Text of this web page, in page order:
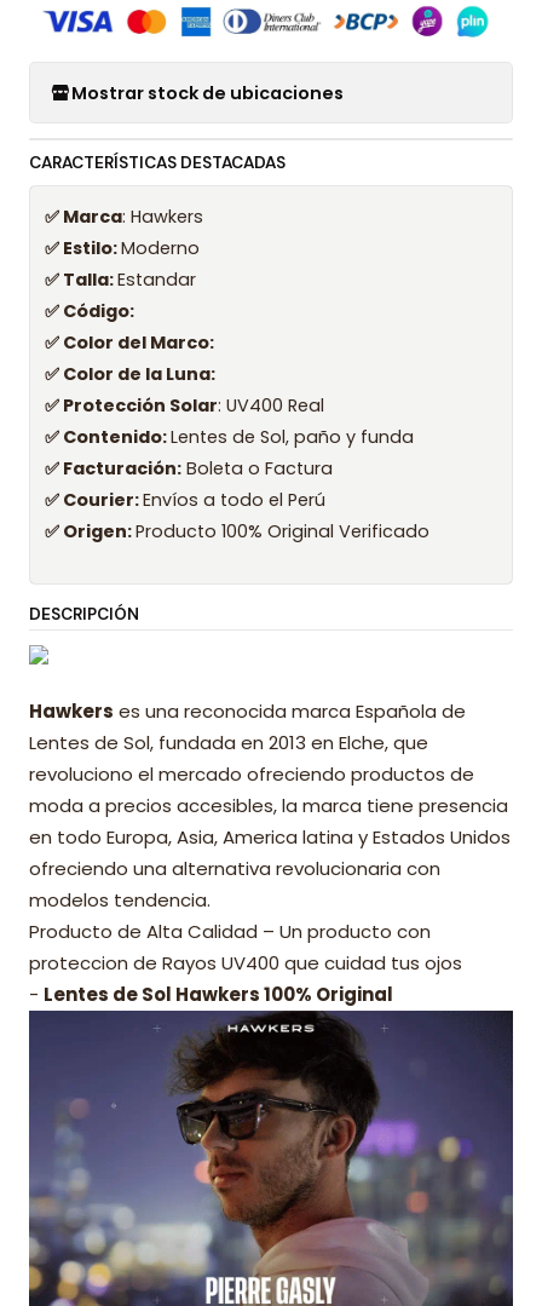
Mostrar stock de ubicaciones
CARACTERÍSTICAS DESTACADAS
✅ Marca: Hawkers
✅ Estilo:Moderno
✅ Talla:Estandar
✅ Código:
✅ Color del Marco:
✅ Color de la Luna:
✅ Protección Solar: UV400 Real
✅ Contenido:Lentes de Sol, paño y funda
✅ Facturación: Boleta o Factura
✅ Courier:Envíos a todo el Perú
✅ Origen:Producto 100% Original Verificado
DESCRIPCIÓN
Hawkers es una reconocida marca Española de
Lentes de Sol, fundada en 2013 en Elche, que
revoluciono el mercado ofreciendo productos de
moda a precios accesibles, la marca tiene presencia
en todo Europa, Asia, America latina y Estados Unidos
ofreciendo una alternativa revolucionaria con
modelos tendencia.
Producto de Alta Calidad – Un producto con
proteccion de Rayos UV400 que cuidad tus ojos
- Lentes de Sol Hawkers 100% Original